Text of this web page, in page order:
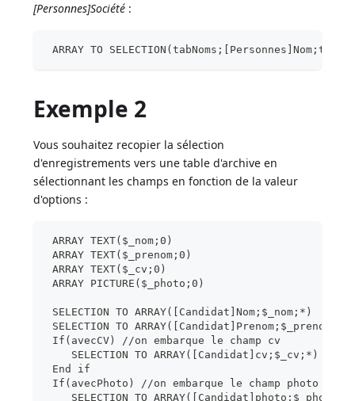
[Personnes]Société :
ARRAY TO
Exemple 2
Vous souhaitez recopier la sélection
d'enregistrements vers une table d'archive en
sélectionnant les champs en fonction de la valeur
d'options :
ARRAY TEXT($_nom;0)
ARRAY TEXT($_prenom;0)
ARRAY TEXT($_cv;0)
ARRAY PICTURE($_photo;0)
SELECTION TO ARRAY([Candidat]Nom;$_nom;*)
SELECTION TO ARRAY([Candidat]Prenom;$_prenom;*)
If(avecCV) //on embarque le champ cv
SELECTION TO ARRAY([Candidat]cv;$_cv;*)
End if
If(avecPhoto) //on embarque le champ photo
SELECTION TO